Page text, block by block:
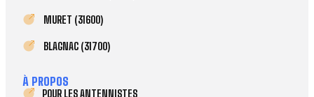
MURET (31600)
BLAGNAC (31700)
À PROPOS
POUR LES ANTENNISTES